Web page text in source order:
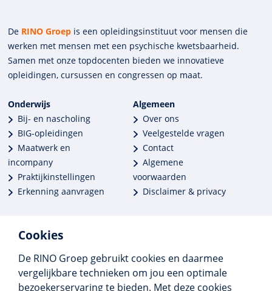
Cookies
De RINO Groep gebruikt cookies en daarmee
vergelijkbare technieken om jou een optimale
bezoekerservaring te bieden. Met deze cookies
De RINO Groep is een opleidings­insti­tuut voor mensen die
werken met mensen met een psychische kwets­baar­heid.
Samen met onze top­docenten bieden we innova­tieve
opleidingen, cursussen en congres­sen op maat.
Onderwijs
Bij- en nascholing
BIG-opleidingen
Maatwerk en
incompany
Praktijkinstellingen
Erkenning aanvragen
Algemeen
Over ons
Veelgestelde vragen
Contact
Algemene
voorwaarden
Disclaimer & privacy
Meer dan 250 opleidingen
Alle BIG-opleidingen in huis